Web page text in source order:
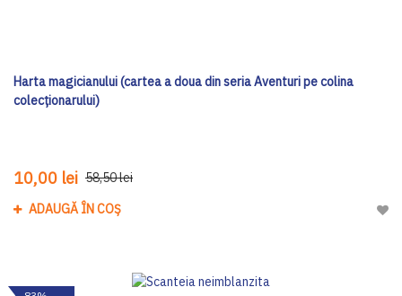
Harta magicianului (cartea a doua din seria Aventuri pe colina
colecționarului)
10,00 lei 58,50 lei
ADAUGĂ ÎN COȘ